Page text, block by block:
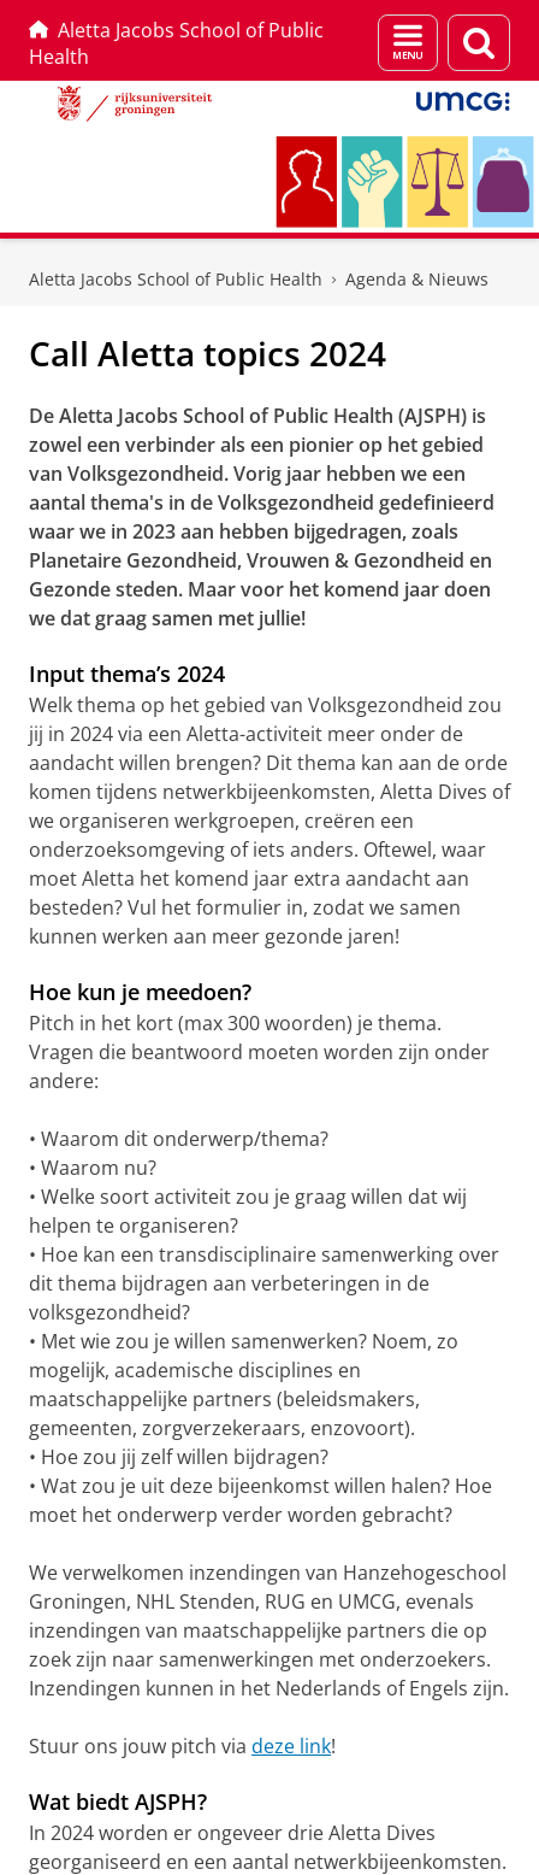
Aletta Jacobs School of Public
Health
Menu
en
zoeken
Aletta Jacobs School of Public Health Agenda & Nieuws
Call Aletta topics 2024
De Aletta Jacobs School of Public Health (AJSPH) is
zowel een verbinder als een pionier op het gebied
van Volksgezondheid. Vorig jaar hebben we een
aantal thema's in de Volksgezondheid gedefinieerd
waar we in 2023 aan hebben bijgedragen, zoals
Planetaire Gezondheid, Vrouwen & Gezondheid en
Gezonde steden. Maar voor het komend jaar doen
we dat graag samen met jullie!
Input thema’s 2024
Welk thema op het gebied van Volksgezondheid zou
jij in 2024 via een Aletta-activiteit meer onder de
aandacht willen brengen? Dit thema kan aan de orde
komen tijdens netwerkbijeenkomsten, Aletta Dives of
we organiseren werkgroepen, creëren een
onderzoeksomgeving of iets anders. Oftewel, waar
moet Aletta het komend jaar extra aandacht aan
besteden? Vul het formulier in, zodat we samen
kunnen werken aan meer gezonde jaren!
Hoe kun je meedoen?
Pitch in het kort (max 300 woorden) je thema.
Vragen die beantwoord moeten worden zijn onder
andere:
• Waarom dit onderwerp/thema?
• Waarom nu?
• Welke soort activiteit zou je graag willen dat wij
helpen te organiseren?
• Hoe kan een transdisciplinaire samenwerking over
dit thema bijdragen aan verbeteringen in de
volksgezondheid?
• Met wie zou je willen samenwerken? Noem, zo
mogelijk, academische disciplines en
maatschappelijke partners (beleidsmakers,
gemeenten, zorgverzekeraars, enzovoort).
• Hoe zou jij zelf willen bijdragen?
• Wat zou je uit deze bijeenkomst willen halen? Hoe
moet het onderwerp verder worden gebracht?
We verwelkomen inzendingen van Hanzehogeschool
Groningen, NHL Stenden, RUG en UMCG, evenals
inzendingen van maatschappelijke partners die op
zoek zijn naar samenwerkingen met onderzoekers.
Inzendingen kunnen in het Nederlands of Engels zijn.
Stuur ons jouw pitch via deze link!
Wat biedt AJSPH?
In 2024 worden er ongeveer drie Aletta Dives
georganiseerd en een aantal netwerkbijeenkomsten.